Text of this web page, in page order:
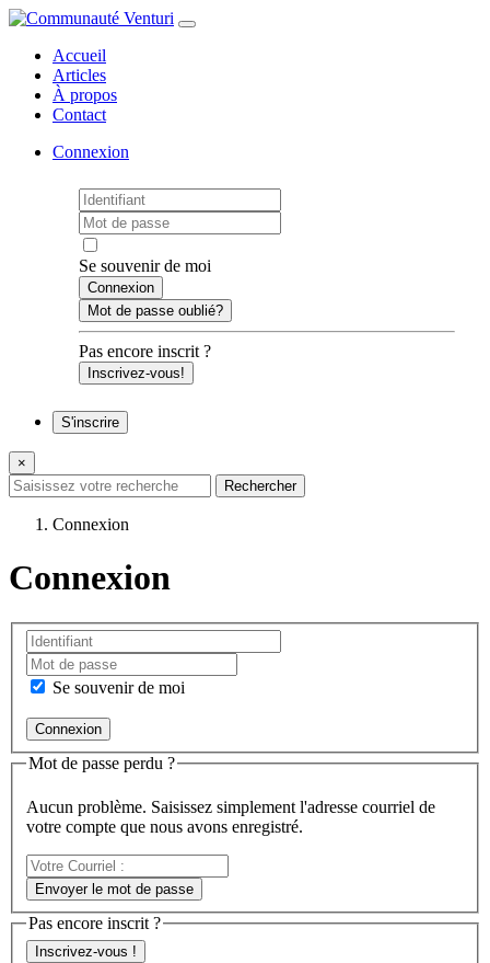
Accueil
Articles
À propos
Contact
Connexion
Se souvenir de moi
Mot de passe oublié?
Pas encore inscrit ?
Inscrivez-vous!
S'inscrire
×
Connexion
Connexion
Se souvenir de moi
Mot de passe perdu ?
Aucun problème. Saisissez simplement l'adresse courriel de
votre compte que nous avons enregistré.
Votre
Courriel
:
Envoyer le mot de passe
Pas encore inscrit ?
Inscrivez-vous !